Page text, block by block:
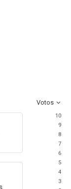
Votos
10
9
8
7
6
5
4
3